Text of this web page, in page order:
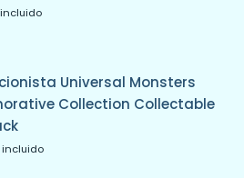
incluido
Universal Monsters
Collection Collectable
incluido